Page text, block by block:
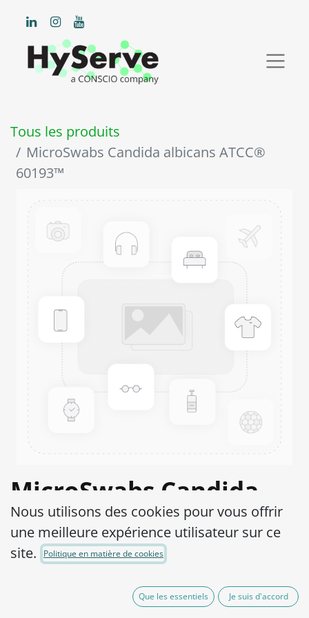
Tous les produits
MicroSwabs Candida albicans ATCC®
60193™
MicroSwabs Candida
albicans ATCC® 60193™
Product Code:MSC0070002
Nous utilisons des cookies pour vous offrir
une meilleure expérience utilisateur sur ce
site.
Politique en matière de cookies
Que les essentiels Je suis d'accord